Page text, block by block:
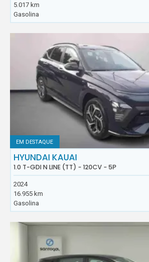
5.017 km
Gasolina
EM DESTAQUE
HYUNDAI KAUAI
1.0 T-GDI N LINE (TT) - 120CV - 5P
2024
16.955 km
Gasolina